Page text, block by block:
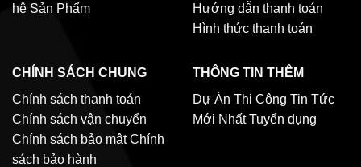
hệ Sản Phẩm
Hướng dẫn thanh toán
Hình thức thanh toán
CHÍNH SÁCH CHUNG
Chính sách thanh toán
Chính sách vận chuyển
Chính sách bảo mật Chính
sách bảo hành
THÔNG TIN THÊM
Dự Án Thi Công Tin Tức
Mới Nhất Tuyển dụng